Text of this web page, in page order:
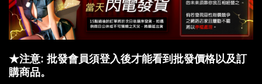
★注意: 批發會員須登入後才能看到批發價格以及訂
購商品。